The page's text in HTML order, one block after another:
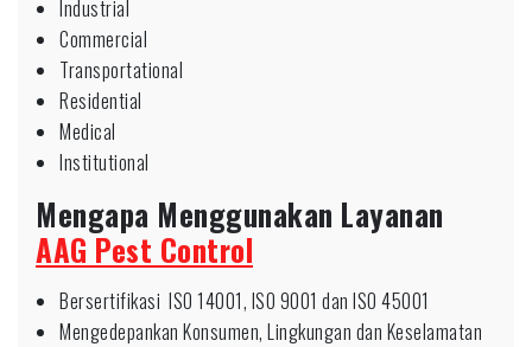
Industrial
Commercial
Transportational
Residential
Medical
Institutional
Mengapa Menggunakan Layanan
AAG Pest Control
Bersertifikasi ISO 14001, ISO 9001 dan ISO 45001
Mengedepankan Konsumen, Lingkungan dan Keselamatan